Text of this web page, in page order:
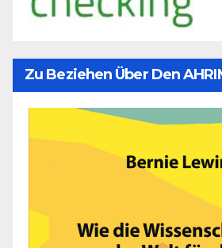
Zu Beziehen Über Den